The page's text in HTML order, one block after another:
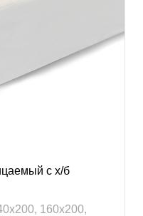
с х/б
160х200,